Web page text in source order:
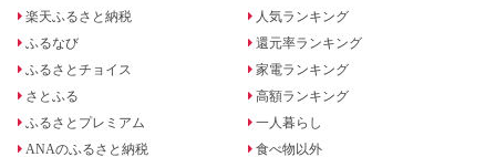
楽天ふるさと納税
ふるなび
ふるさとチョイス
さとふる
ふるさとプレミアム
ANAのふるさと納税
人気ランキング
還元率ランキング
家電ランキング
高額ランキング
一人暮らし
食べ物以外